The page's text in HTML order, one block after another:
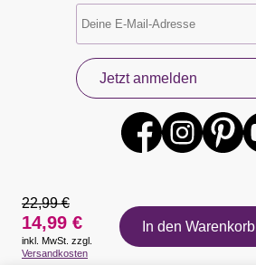
Jetzt anmelden
Auszeichnungen
22,99 €
14,99 €
inkl. MwSt. zzgl.
Versandkosten
In den Warenkorb